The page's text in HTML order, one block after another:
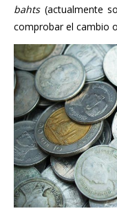
bahts (actualmente
comprobar el cambio